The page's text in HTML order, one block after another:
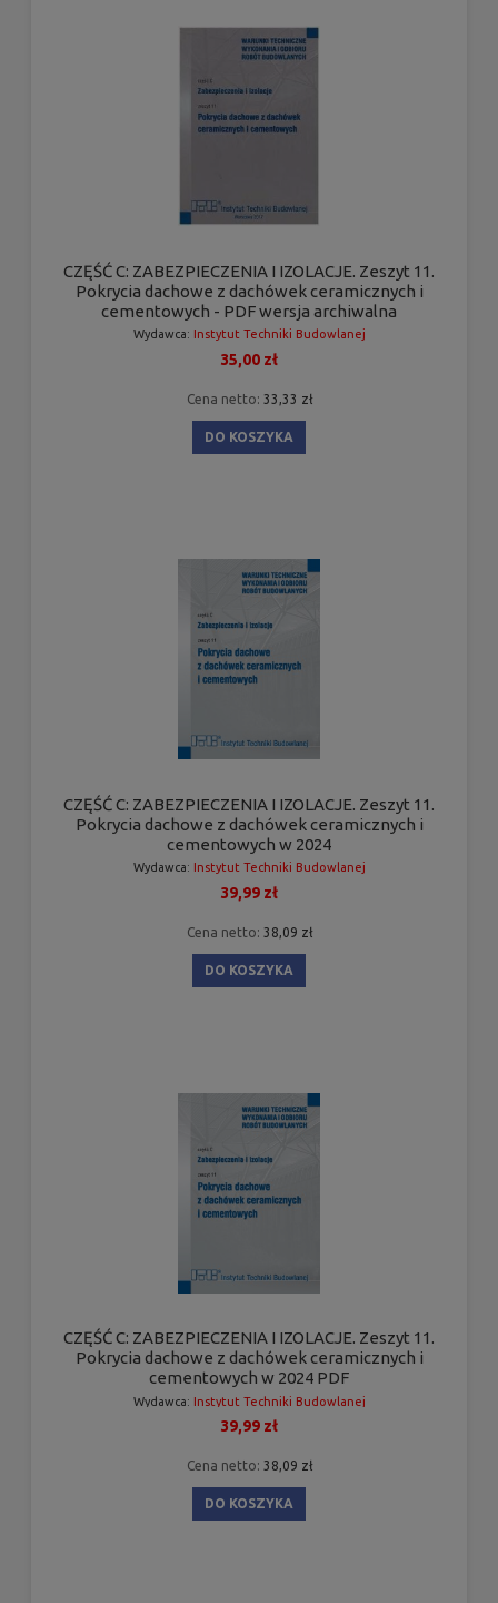
CZĘŚĆ C: ZABEZPIECZENIA I IZOLACJE. Zeszyt 11.
Pokrycia dachowe z dachówek ceramicznych i
cementowych - PDF wersja archiwalna
Wydawca: Instytut Techniki Budowlanej
35,00 zł
Cena netto: 33,33 zł
DO KOSZYKA
CZĘŚĆ C: ZABEZPIECZENIA I IZOLACJE. Zeszyt 11.
Pokrycia dachowe z dachówek ceramicznych i
cementowych w 2024
Wydawca: Instytut Techniki Budowlanej
39,99 zł
Cena netto: 38,09 zł
DO KOSZYKA
CZĘŚĆ C: ZABEZPIECZENIA I IZOLACJE. Zeszyt 11.
Pokrycia dachowe z dachówek ceramicznych i
cementowych w 2024 PDF
Wydawca: Instytut Techniki Budowlanej
39,99 zł
Cena netto: 38,09 zł
DO KOSZYKA